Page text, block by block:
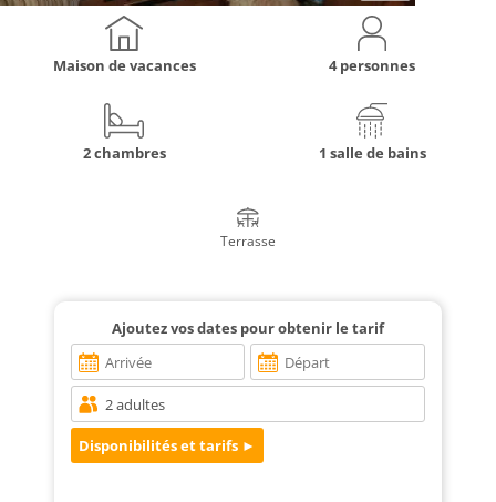
Maison de vacances 4 personnes
2 chambres 1 salle de bains
Terrasse
Ajoutez vos dates pour obtenir le tarif